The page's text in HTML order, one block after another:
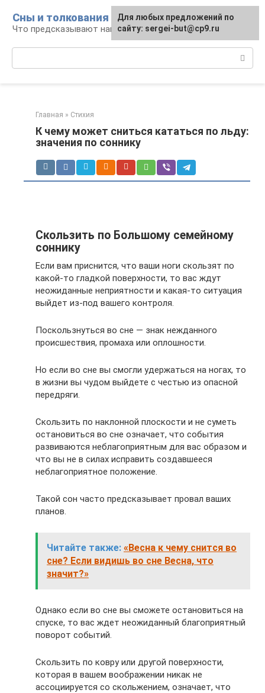
контенту
Сны и толкования
Что предсказывают нам наши сны
Главная » Стихия
К чему может сниться кататься по льду:
значения по соннику
Скользить по Большому семейному
соннику
Если вам приснится, что ваши ноги скользят по
какой-то гладкой поверхности, то вас ждут
неожиданные неприятности и какая-то ситуация
выйдет из-под вашего контроля.
Поскользнуться во сне — знак нежданного
происшествия, промаха или оплошности.
Но если во сне вы смогли удержаться на ногах, то
в жизни вы чудом выйдете с честью из опасной
передряги.
Скользить по наклонной плоскости и не суметь
остановиться во сне означает, что события
развиваются неблагоприятным для вас образом и
что вы не в силах исправить создавшееся
неблагоприятное положение.
Такой сон часто предсказывает провал ваших
планов.
Читайте также: «Весна к чему снится во
сне? Если видишь во сне Весна, что
значит?»
Однако если во сне вы сможете остановиться на
спуске, то вас ждет неожиданный благоприятный
поворот событий.
Скользить по ковру или другой поверхности,
которая в вашем воображении никак не
ассоциируется со скольжением, означает, что
Для любых предложений по
сайту: sergei-but@cp9.ru